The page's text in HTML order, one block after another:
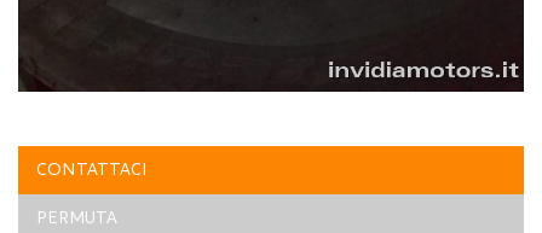
CONTATTACI
PERMUTA